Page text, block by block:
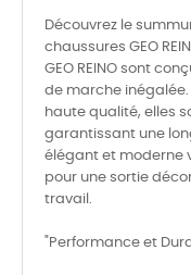
Découvrez le
chaussures GEO
GEO REINO sont
de marche
haute qualité, elles
garantissant une
élégant et moderne
pour une sortie
travail.
"Performance et